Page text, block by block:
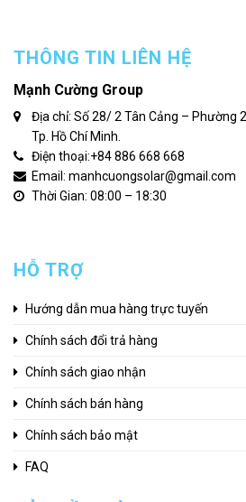
THÔNG TIN LIÊN HỆ
Mạnh Cường Group
Địa chỉ: Số 28/ 2 Tân Cảng – Phường
Tp. Hồ Chí Minh.
Điện thoại:+84 886 668 668
Email: manhcuongsolar@gmail.com
Thời Gian: 08:00 – 18:30
HỖ TRỢ
Hướng dẫn mua hàng trực tuyến
Chính sách đổi trả hàng
Chính sách giao nhận
Chính sách bán hàng
Chính sách bảo mật
FAQ